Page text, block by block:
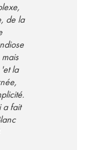
de la
la
a fait